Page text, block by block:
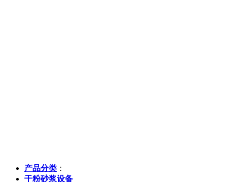
产品分类 ：
干粉砂浆设备